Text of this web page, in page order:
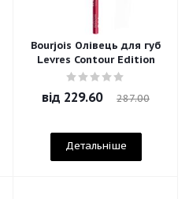
Bourjois Олівець для губ
Levres Contour Edition
від 229.60 287.00
Детальніше